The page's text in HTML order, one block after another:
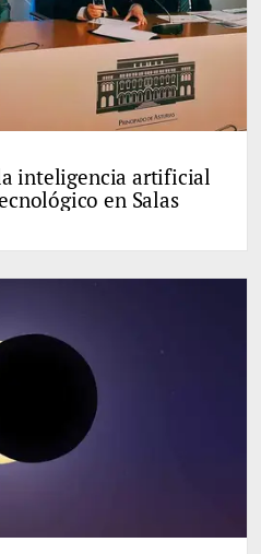
inteligencia artificial
en Salas